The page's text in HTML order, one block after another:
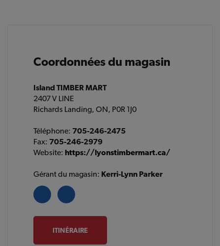
Coordonnées du magasin
Island TIMBER MART
2407 V LINE
Richards Landing, ON, P0R 1J0
Téléphone: 705-246-2475
Fax: 705-246-2979
Website: https://lyonstimbermart.ca/
Gérant du magasin: Kerri-Lynn Parker
ITINÉRAIRE